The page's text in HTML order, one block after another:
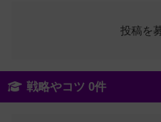
投稿を
戦略やコツ 0件